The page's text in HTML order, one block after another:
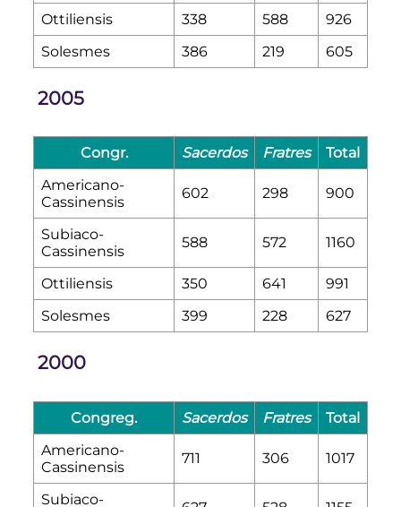
Ottiliensis 338 588
926
Solesmes
386 219 605
2005
Congr. Sacerdos Fratres
Total
Americano-
Cassinensis
602 298 900
Subiaco-
Cassinensis
588 572 1160
Ottiliensis 350 641
991
Solesmes
399 228 627
2000
Congreg. Sacerdos Fratres
Total
Americano-
Cassinensis
711 306 1017
Subiaco-